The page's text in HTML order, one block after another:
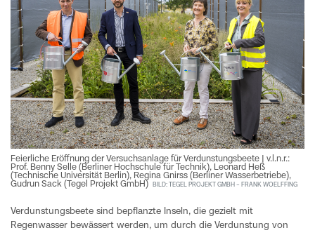
Feierliche Eröffnung der Versuchsanlage für Verdunstungsbeete | v.l.n.r.:
Prof. Benny Selle (Berliner Hochschule für Technik), Leonard Heß
(Technische Universität Berlin), Regina Gnirss (Berliner Wasserbetriebe),
Gudrun Sack (Tegel Projekt GmbH)
BILD: TEGEL PROJEKT GMBH – FRANK WOELFFING
Verdunstungsbeete sind bepflanzte Inseln, die gezielt mit
Regenwasser bewässert werden, um durch die Verdunstung von